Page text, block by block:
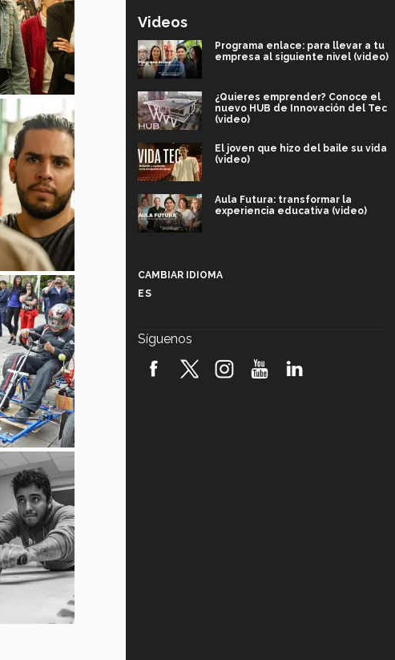
Videos
Programa enlace: para llevar a tu
empresa al siguiente nivel (video)
¿Quieres emprender? Conoce el
nuevo HUB de Innovación del Tec
(video)
El joven que hizo del baile su vida
(video)
Aula Futura: transformar la
experiencia educativa (video)
robótica FIRST 2026! (video)
CAMBIAR IDIOMA
ES
Síguenos